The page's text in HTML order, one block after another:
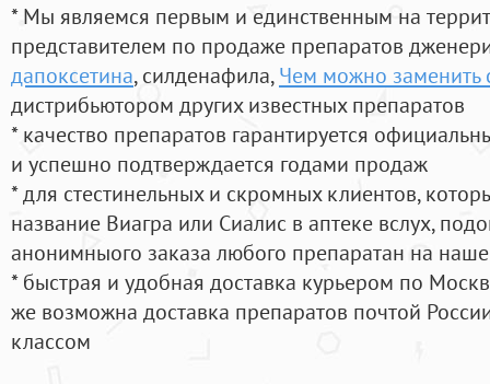
* Мы являемся первым и единственным на
представителем по продаже препаратов
дапоксетина, силденафила, Чем можно заменить
дистрибьютором других известных препаратов
* качество препаратов гарантируется
и успешно подтверждается годами продаж
* для стестинельных и скромных клиентов,
название Виагра или Сиалис в аптеке вслух,
анонимныого заказа любого препаратан на
* быстрая и удобная доставка курьером по
же возможна доставка препаратов почтой
классом